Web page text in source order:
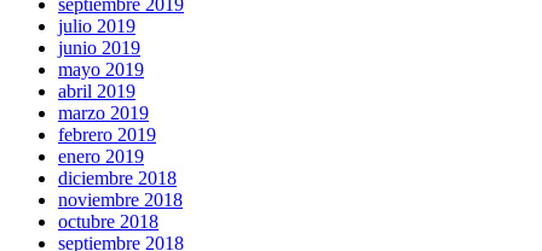
septiembre 2019
julio 2019
junio 2019
mayo 2019
abril 2019
marzo 2019
febrero 2019
enero 2019
diciembre 2018
noviembre 2018
octubre 2018
septiembre 2018